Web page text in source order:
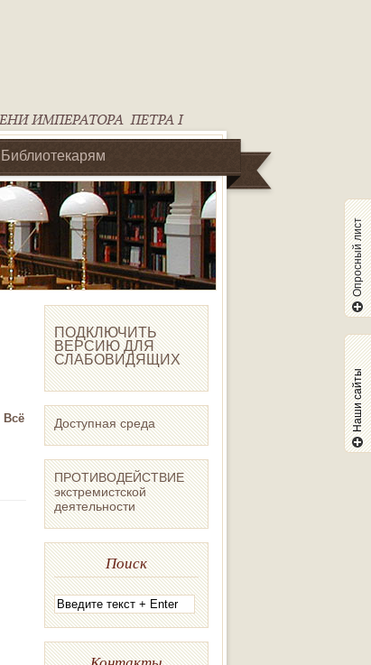
Библиотекарям
Всё
ПОДКЛЮЧИТЬ
ВЕРСИЮ ДЛЯ
СЛАБОВИДЯЩИХ
Доступная среда
ПРОТИВОДЕЙСТВИЕ
экстремистской
деятельности
Поиск
Опросный лист
Наши сайты